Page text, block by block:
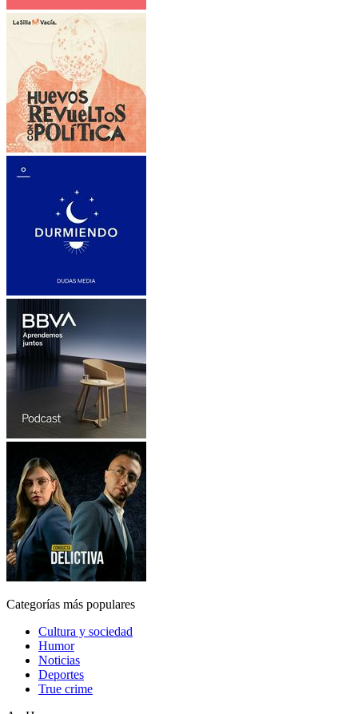
Categorías más populares
Cultura y sociedad
Humor
Noticias
Deportes
True crime